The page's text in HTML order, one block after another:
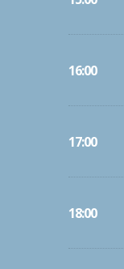
16:00
17:00
18:00